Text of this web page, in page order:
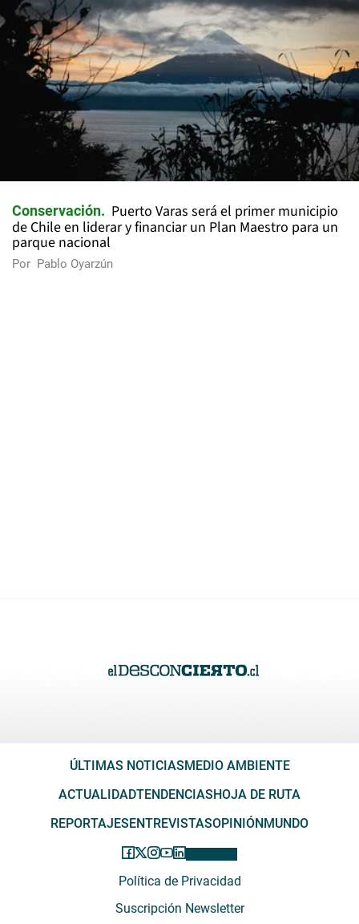
Conservación
Puerto Varas será el primer municipio
de Chile en liderar y financiar un Plan Maestro para un
parque nacional
Por Pablo Oyarzún
ÚLTIMAS NOTICIASMEDIO AMBIENTE
ACTUALIDADTENDENCIASHOJA DE RUTA
REPORTAJESENTREVISTASOPINIÓNMUNDO
Política de Privacidad
Suscripción Newsletter